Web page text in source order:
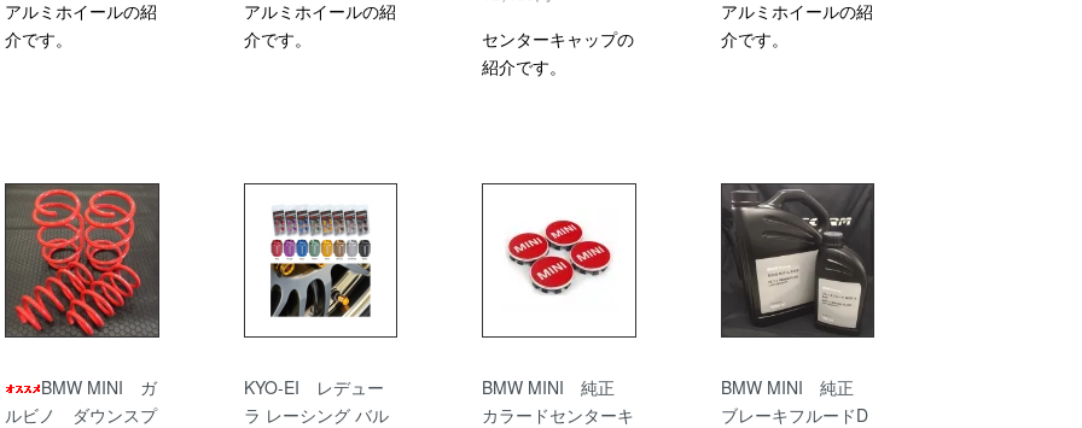
アルミホイールの紹
介です。
アルミホイールの紹
介です。
センターキャップの
紹介です。
アルミホイールの紹
介です。
BMW MINI ガ
ルビノ ダウンスプ
KYO-EI レデュー
ラ レーシング バル
BMW MINI 純正
カラードセンターキ
BMW MINI 純正
ブレーキフルードD